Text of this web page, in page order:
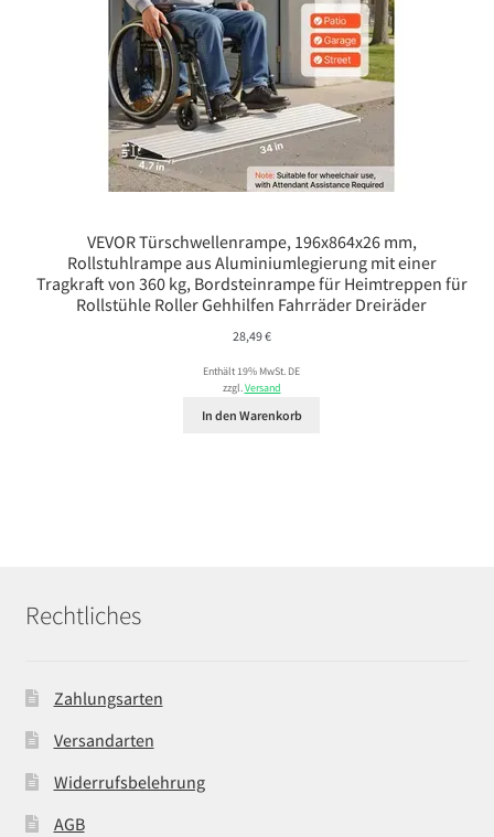
VEVOR Türschwellenrampe, 196x864x26 mm,
Rollstuhlrampe aus Aluminiumlegierung mit einer
Tragkraft von 360 kg, Bordsteinrampe für Heimtreppen für
Rollstühle Roller Gehhilfen Fahrräder Dreiräder
28,49€
Enthält 19% MwSt. DE
zzgl.Versand
In den Warenkorb
Rechtliches
Zahlungsarten
Versandarten
Widerrufsbelehrung
AGB